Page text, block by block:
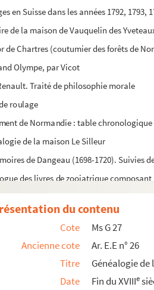
en Suisse dans les années 1792, 1793,
de la maison de Vauquelin des
de Chartres (coutumier des forêts de
Olympe, par Vicot
Traité de philosophie morale
roulage
de Normandie : table chronologique
de la maison Le Silleur
de Dangeau (1698-1720). Suivies
des livres de zooiatrique
de Caen, années 1598 et 1599.
de Vaudreuil. Manuscrits affaire
obituaire de Saint-Thomas d'Argentan
de Floquet : Visites d'Odon
du contenu
Cote
Ms G 27
Ancienne cote
Ar. E.E n° 26
Titre
Généalogie
Date
Fin du XVIIIe